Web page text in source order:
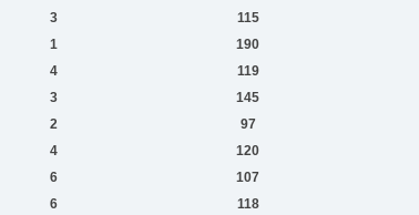
3 115
1 190
4 119
3 145
2 97
4 120
6 107
6 118